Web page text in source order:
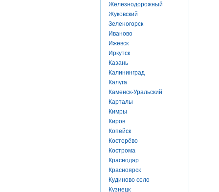
Железнодорожный
Жуковский
Зеленогорск
Иваново
Ижевск
Иркутск
Казань
Калининград
Калуга
Каменск-Уральский
Карталы
Кимры
Киров
Копейск
Костерёво
Кострома
Краснодар
Красноярск
Кудиново село
Кузнецк